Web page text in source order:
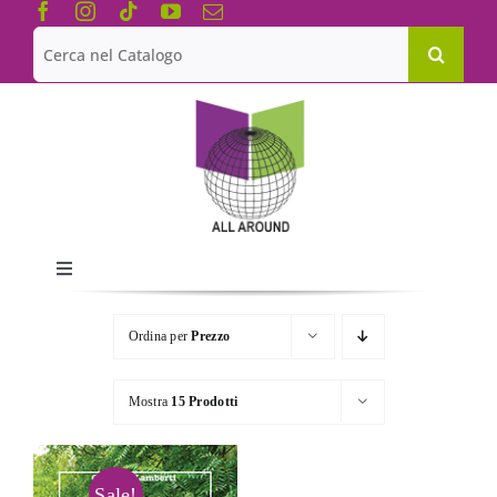
Salta
contenuto
Cerca
per:
Toggle
Navigation
Chi siamo
Le Collane
Catalogo
Ordina perPrezzo
Mostra 15 Prodotti